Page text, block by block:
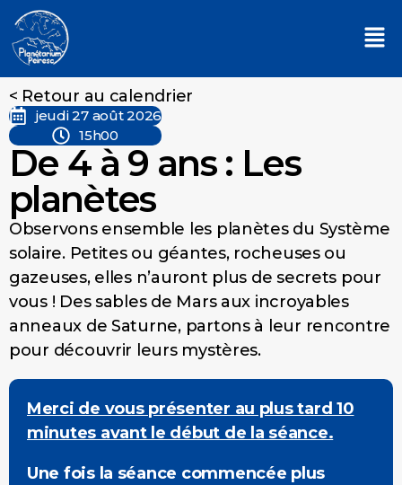
< Retour au calendrier
jeudi 27 août 2026
15h00
De 4 à 9 ans : Les
planètes
Observons ensemble les planètes du Système
solaire. Petites ou géantes, rocheuses ou
gazeuses, elles n’auront plus de secrets pour
vous ! Des sables de Mars aux incroyables
anneaux de Saturne, partons à leur rencontre
pour découvrir leurs mystères.
Merci de vous présenter au plus tard 10
minutes avant le début de la séance.
Une fois la séance commencée plus